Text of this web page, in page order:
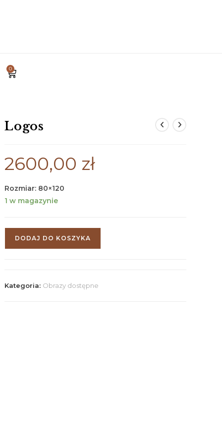
0
Logos
2600,00 zł
Rozmiar: 80×120
1 w magazynie
DODAJ DO KOSZYKA
Kategoria: Obrazy dostępne